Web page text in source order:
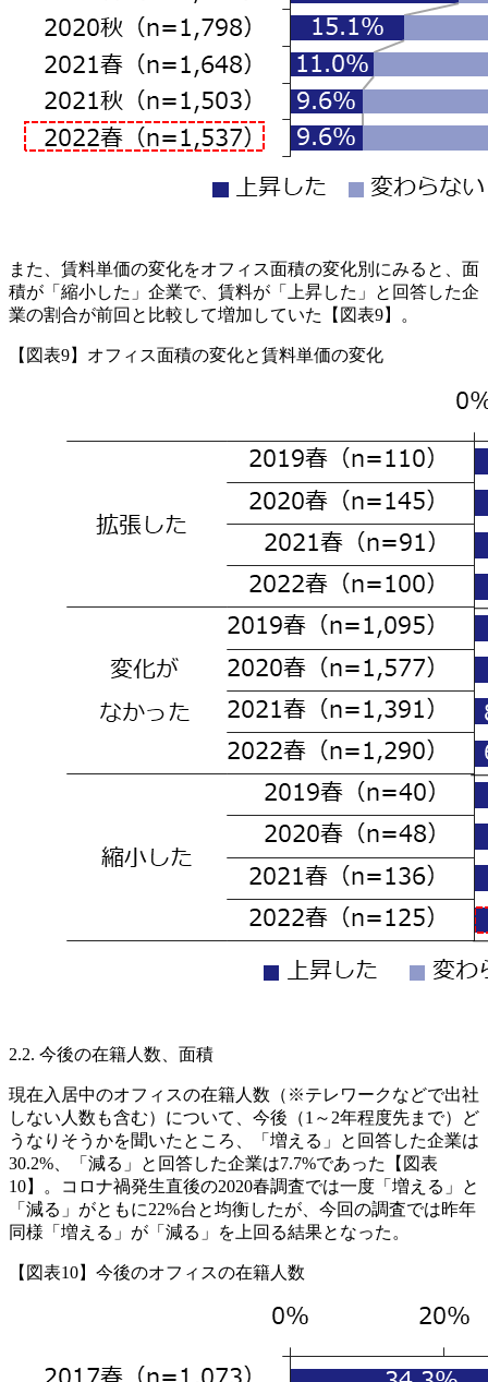
また、賃料単価の変化をオフィス面積の変化別にみると、面
積が「縮小した」企業で、賃料が「上昇した」と回答した企
業の割合が前回と比較して増加していた【図表9】。
【図表9】オフィス面積の変化と賃料単価の変化
2.2. 今後の在籍人数、面積
現在入居中のオフィスの在籍人数（※テレワークなどで出社
しない人数も含む）について、今後（1～2年程度先まで）ど
うなりそうかを聞いたところ、「増える」と回答した企業は
30.2%、「減る」と回答した企業は7.7%であった【図表
10】。コロナ禍発生直後の2020春調査では一度「増える」と
「減る」がともに22%台と均衡したが、今回の調査では昨年
同様「増える」が「減る」を上回る結果となった。
【図表10】今後のオフィスの在籍人数